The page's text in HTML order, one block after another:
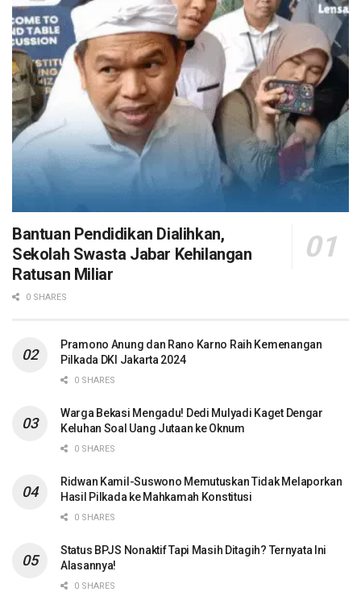
Bantuan Pendidikan Dialihkan,
Sekolah Swasta Jabar Kehilangan
Ratusan Miliar
0 SHARES
Pramono Anung dan Rano Karno Raih Kemenangan
Pilkada DKI Jakarta 2024
0 SHARES
Warga Bekasi Mengadu! Dedi Mulyadi Kaget Dengar
Keluhan Soal Uang Jutaan ke Oknum
0 SHARES
Ridwan Kamil-Suswono Memutuskan Tidak Melaporkan
Hasil Pilkada ke Mahkamah Konstitusi
0 SHARES
Status BPJS Nonaktif Tapi Masih Ditagih? Ternyata Ini
Alasannya!
0 SHARES